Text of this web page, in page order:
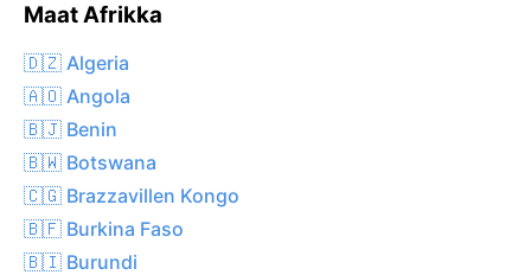
Maat Afrikka
🇩🇿 Algeria
🇦🇴 Angola
🇧🇯 Benin
🇧🇼 Botswana
🇨🇬 Brazzavillen Kongo
🇧🇫 Burkina Faso
🇧🇮 Burundi